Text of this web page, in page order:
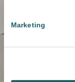
Marketing